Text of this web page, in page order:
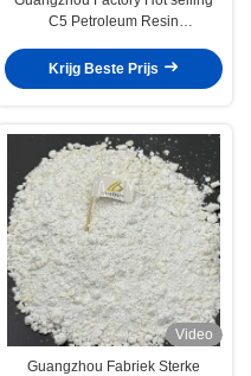
C5 Petroleum Resin
wegmarkerende verf
Krijg Beste Prijs
Video
Guangzhou Fabriek Sterke